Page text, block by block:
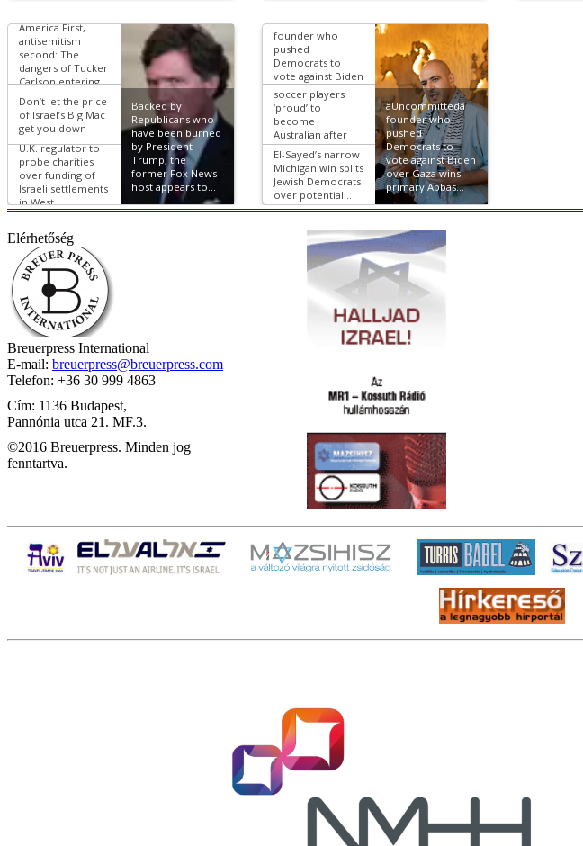
Elérhetőség
Breuerpress International
E-mail: breuerpress@breuerpress.com
Telefon: +36 30 999 4863
Cím: 1136 Budapest,
Pannónia utca 21. MF.3.
©2016 Breuerpress. Minden jog
fenntartva.